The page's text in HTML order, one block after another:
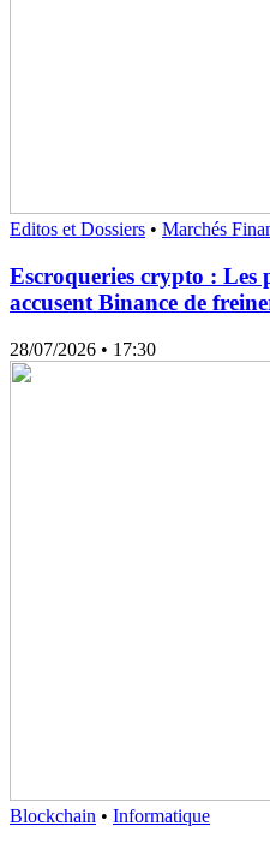
Editos et Dossiers • Marchés
Escroqueries crypto : Les
accusent Binance de
28/07/2026 • 17:30
Blockchain • Informatique